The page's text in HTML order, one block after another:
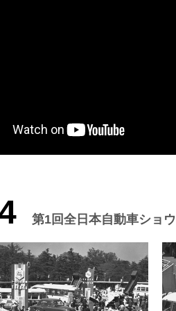
第1回全日本自動車ショウ